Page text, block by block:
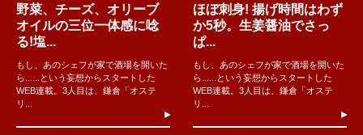
野菜、チーズ、オリーブ
オイルの三位一体感に唸
る!塩...
もし、あのシェフが家で酒場を開いた
ら......という妄想からスタートした
WEB連載。3人目は、鎌倉「オステ
リ...
ほぼ刺身! 揚げ時間はわず
か5秒。生姜醤油でさっ
ぱ...
もし、あのシェフが家で酒場を開いた
ら......という妄想からスタートした
WEB連載。3人目は、鎌倉「オステ
リ...